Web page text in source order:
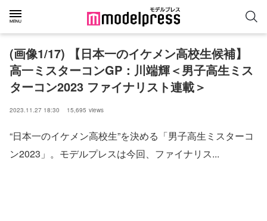
(画像1/17) 【日本一のイケメン高校生候補】
高一ミスターコンGP：川端輝＜男子高生ミス
ターコン2023 ファイナリスト連載＞
2023.11.27 18:30 15,695 views
“日本一のイケメン高校生”を決める「男子高生ミスターコ
ン2023」。モデルプレスは今回、ファイナリス...